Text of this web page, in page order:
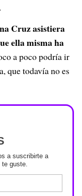
Cruz asistiera
ella misma ha
a poco podría ir
que todavía no es
a suscribirte a
te guste.